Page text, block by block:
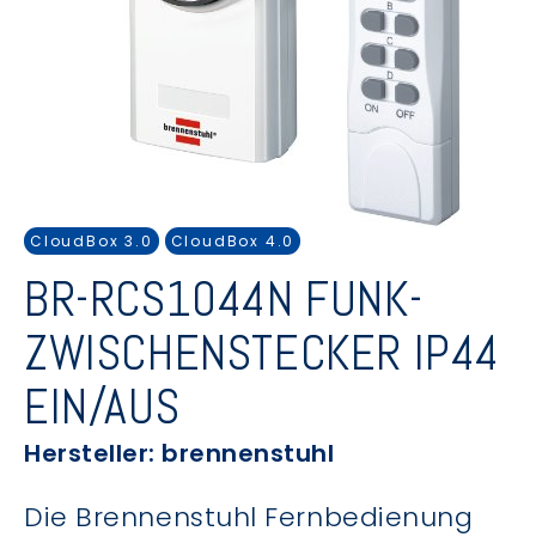
CloudBox 3.0 CloudBox 4.0
BR-RCS1044N FUNK-
ZWISCHENSTECKER IP44
EIN/AUS
Hersteller: brennenstuhl
Die Brennenstuhl Fernbedienung